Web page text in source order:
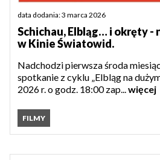
data dodania: 3 marca 2026
Schichau, Elbląg… i okręty -
w Kinie Światowid.
Nadchodzi pierwsza środa
spotkanie z cyklu „Elbląg na
2026 r. o godz. 18:00 zap...więcej
FILMY